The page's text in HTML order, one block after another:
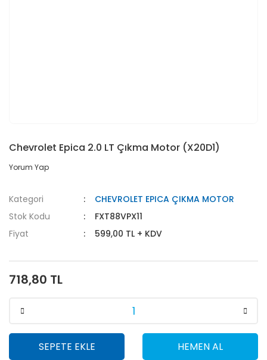
Chevrolet Epica 2.0 LT Çıkma Motor (X20D1)
Yorum Yap
Kategori
CHEVROLET EPICA ÇIKMA MOTOR
Stok Kodu
FXT88VPX11
Fiyat
599,00 TL + KDV
718,80 TL
SEPETE EKLE HEMEN AL